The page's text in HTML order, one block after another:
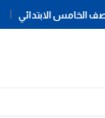
الخامس الابتدائي